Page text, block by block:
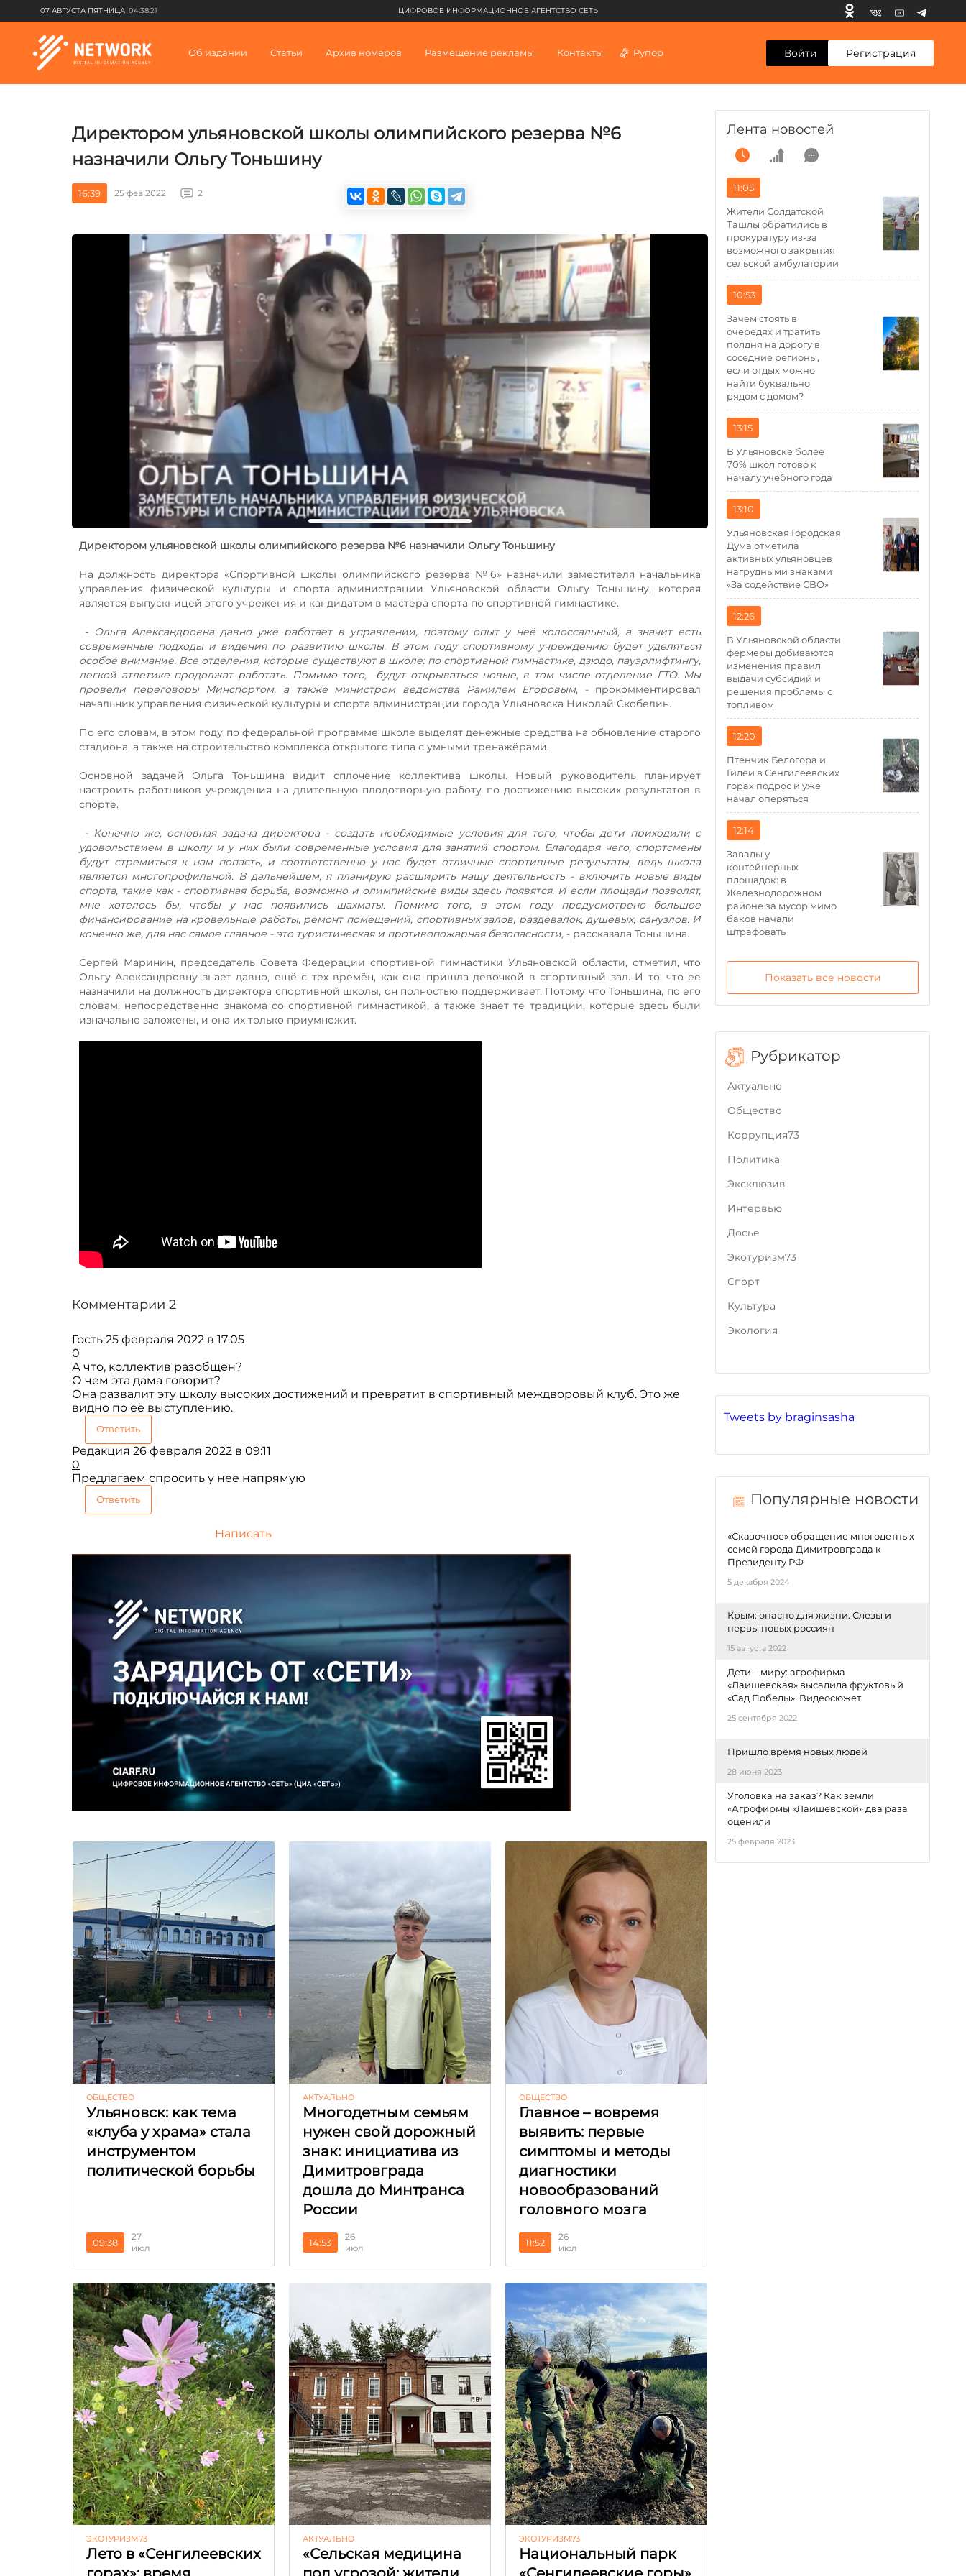
07 АВГУСТА ПЯТНИЦА 04:38:21 ЦИФРОВОЕ ИНФОРМАЦИОННОЕ АГЕНТСТВО СЕТЬ
Об издании Статьи Архив номеров Размещение рекламы Контакты Рупор Войти Регистрация
Директором ульяновской школы олимпийского резерва №6
назначили Ольгу Тоньшину
16:39 25 фев 2022 2
Директором ульяновской школы олимпийского резерва №6 назначили Ольгу Тоньшину
На должность директора «Спортивной школы олимпийского резерва №6» назначили заместителя начальника
управления физической культуры и спорта администрации Ульяновской области Ольгу Тоньшину, которая
является выпускницей этого учрежения и кандидатом в мастера спорта по спортивной гимнастике.
⁃ Ольга Александровна давно уже работает в управлении, поэтому опыт у неё колоссальный, а значит есть
современные подходы и видения по развитию школы. В этом году спортивному учреждению будет уделяться
особое внимание. Все отделения, которые существуют в школе: по спортивной гимнастике, дзюдо, пауэрлифтингу,
легкой атлетике продолжат работать. Помимо того, будут открываться новые, в том числе отделение ГТО. Мы
провели переговоры Минспортом, а также министром ведомства Рамилем Егоровым, - прокомментировал
начальник управления физической культуры и спорта администрации города Ульяновска Николай Скобелин.
По его словам, в этом году по федеральной программе школе выделят денежные средства на обновление старого
стадиона, а также на строительство комплекса открытого типа с умными тренажёрами.
Основной задачей Ольга Тоньшина видит сплочение коллектива школы. Новый руководитель планирует
настроить работников учреждения на длительную плодотворную работу по достижению высоких результатов в
спорте.
⁃ Конечно же, основная задача директора - создать необходимые условия для того, чтобы дети приходили с
удовольствием в школу и у них были современные условия для занятий спортом. Благодаря чего, спортсмены
будут стремиться к нам попасть, и соответственно у нас будет отличные спортивные результаты, ведь школа
является многопрофильной. В дальнейшем, я планирую расширить нашу деятельность - включить новые виды
спорта, такие как - спортивная борьба, возможно и олимпийские виды здесь появятся. И если площади позволят,
мне хотелось бы, чтобы у нас появились шахматы. Помимо того, в этом году предусмотрено большое
финансирование на кровельные работы, ремонт помещений, спортивных залов, раздевалок, душевых, санузлов. И
конечно же, для нас самое главное - это туристическая и противопожарная безопасности, - рассказала Тоньшина.
Сергей Маринин, председатель Совета Федерации спортивной гимнастики Ульяновской области, отметил, что
Ольгу Александровну знает давно, ещё с тех времён, как она пришла девочкой в спортивный зал. И то, что ее
назначили на должность директора спортивной школы, он полностью поддерживает. Потому что Тоньшина, по его
словам, непосредственно знакома со спортивной гимнастикой, а также знает те традиции, которые здесь были
изначально заложены, и она их только приумножит.
Комментарии 2
Гость 25 февраля 2022 в 17:05
0
А что, коллектив разобщен?
О чем эта дама говорит?
Она развалит эту школу высоких достижений и превратит в спортивный междворовый клуб. Это же
видно по её выступлению.
Ответить
Редакция 26 февраля 2022 в 09:11
0
Предлагаем спросить у нее напрямую
Ответить
Написать
ОБЩЕСТВО
Ульяновск: как тема
«клуба у храма» стала
инструментом
политической борьбы
09:38
27
июл
АКТУАЛЬНО
Многодетным семьям
нужен свой дорожный
знак: инициатива из
Димитровграда
дошла до Минтранса
России
14:53
26
июл
ОБЩЕСТВО
Главное – вовремя
выявить: первые
симптомы и методы
диагностики
новообразований
головного мозга
11:52
26
июл
ЭКОТУРИЗМ73
Лето в «Сенгилеевских
АКТУАЛЬНО
«Сельская медицина
ЭКОТУРИЗМ73
Национальный парк
Tweets by braginsasha
Популярные новости
«Сказочное» обращение многодетных
семей города Димитровграда к
Президенту РФ
5 декабря 2024
Крым: опасно для жизни. Слезы и
нервы новых россиян
15 августа 2022
Дети – миру: агрофирма
«Лаишевская» высадила фруктовый
«Сад Победы». Видеосюжет
25 сентября 2022
Пришло время новых людей
28 июня 2023
Уголовка на заказ? Как земли
«Агрофирмы «Лаишевской» два раза
оценили
25 февраля 2023
Лента новостей
11:05
Жители Солдатской
Ташлы обратились в
прокуратуру из-за
возможного закрытия
сельской амбулатории
10:53
Зачем стоять в
очередях и тратить
полдня на дорогу в
соседние регионы,
если отдых можно
найти буквально
рядом с домом?
13:15
В Ульяновске более
70% школ готово к
началу учебного года
13:10
Ульяновская Городская
Дума отметила
активных ульяновцев
нагрудными знаками
«За содействие СВО»
12:26
В Ульяновской области
фермеры добиваются
изменения правил
выдачи субсидий и
решения проблемы с
топливом
12:20
Птенчик Белогора и
Гилеи в Сенгилеевских
горах подрос и уже
начал оперяться
12:14
Завалы у
контейнерных
площадок: в
Железнодорожном
районе за мусор мимо
баков начали
штрафовать
Показать все новости
Рубрикатор
Актуально
Общество
Коррупция73
Политика
Эксклюзив
Интервью
Досье
Экотуризм73
Cпорт
Культура
Экология